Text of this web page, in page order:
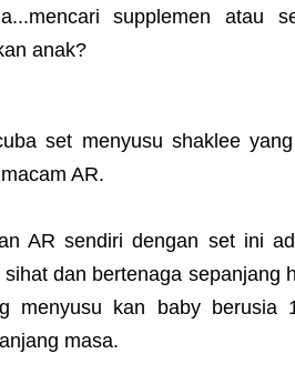
supplemen atau
anak?
set menyusu shaklee
AR.
AR sendiri dengan set ini
dan bertenaga sepanjang
menyusu kan baby berusia
masa.